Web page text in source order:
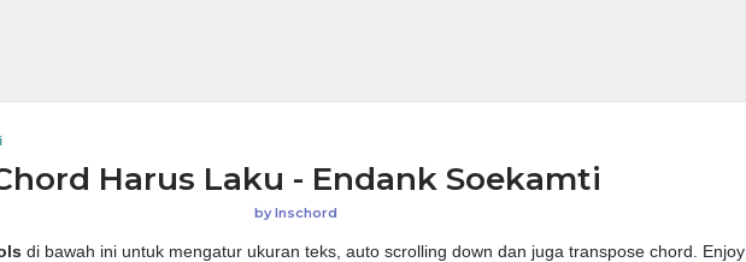
Harus Laku - Endank Soekamti
byInschord
di bawah ini untuk mengatur ukuran teks, auto scrolling down dan juga transpose chord. Enjoy